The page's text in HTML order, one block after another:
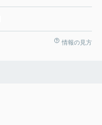
情報の見方